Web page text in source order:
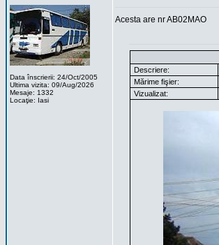
Data înscrierii: 24/Oct/2005
Ultima vizita: 09/Aug/2026
Mesaje: 1332
Locaţie: Iasi
Acesta are nr AB02MAO
Descriere:
Mărime fişier:
Vizualizat: